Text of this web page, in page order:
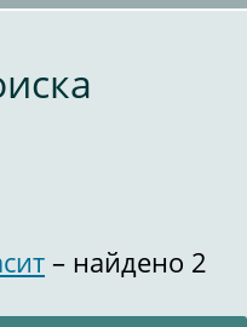
– найдено 2